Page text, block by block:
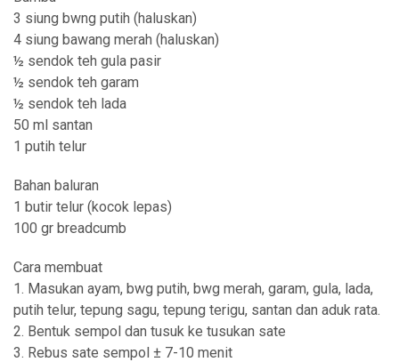
3 siung bwng putih (haluskan)
4 siung bawang merah (haluskan)
½ sendok teh gula pasir
½ sendok teh garam
½ sendok teh lada
50 ml santan
1 putih telur
Bahan baluran
1 butir telur (kocok lepas)
100 gr breadcumb
Cara membuat
1. Masukan ayam, bwg putih, bwg merah, garam, gula, lada,
putih telur, tepung sagu, tepung terigu, santan dan aduk rata.
2. Bentuk sempol dan tusuk ke tusukan sate
3. Rebus sate sempol ± 7-10 menit